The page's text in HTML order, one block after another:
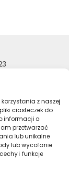
z naszej
ciasteczek do
informacji o
przetwarzać
lub unikalne
lub wycofanie
i funkcjew
Państwowe
Archiwa
Profil Archiwa